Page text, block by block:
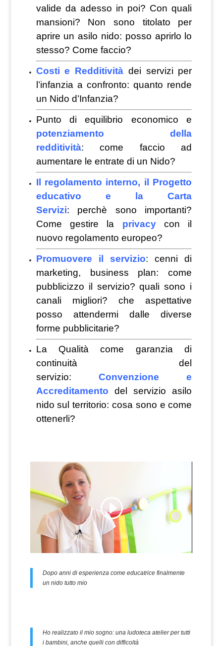
valide da adesso in poi? Con quali
mansioni? Non sono titolato per
aprire un asilo nido: posso aprirlo lo
stesso? Come faccio?
Costi e Redditività dei servizi per
l’infanzia a confronto: quanto rende
un Nido d’Infanzia?
Punto di equilibrio economico e
potenziamento della
redditività: come faccio ad
aumentare le entrate di un Nido?
Il regolamento interno, il Progetto
educativo e la Carta
Servizi: perchè sono importanti?
Come gestire la privacycon il
nuovo regolamento europeo?
Promuovere il servizio: cenni di
marketing, business plan: come
pubblicizzo il servizio? quali sono i
canali migliori? che aspettative
posso attendermi dalle diverse
forme pubblicitarie?
La Qualità come garanzia di
continuità del
servizio: Convenzione e
Accreditamento del servizio asilo
nido sul territorio: cosa sono e come
ottenerli?
Dopo anni di esperienza come educatrice finalmente
un nido tutto mio
Ho realizzato il mio sogno: una ludoteca atelier per tutti
i bambini, anche quelli con difficoltà